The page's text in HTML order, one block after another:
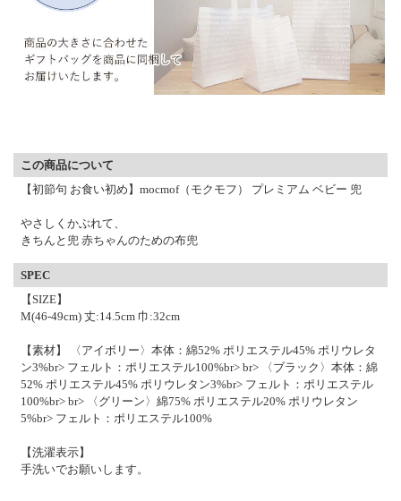
この商品について
【初節句 お食い初め】mocmof（モクモフ） プレミアム ベビー 兜
やさしくかぶれて、
きちんと兜 赤ちゃんのための布兜
SPEC
【SIZE】
M(46-49cm) 丈:14.5cm 巾:32cm
【素材】 〈アイボリー〉本体：綿52% ポリエステル45% ポリウレタ
ン3%br> フェルト：ポリエステル100%br> br> 〈ブラック〉本体：綿
52% ポリエステル45% ポリウレタン3%br> フェルト：ポリエステル
100%br> br> 〈グリーン〉綿75% ポリエステル20% ポリウレタン
5%br> フェルト：ポリエステル100%
【洗濯表示】
手洗いでお願いします。